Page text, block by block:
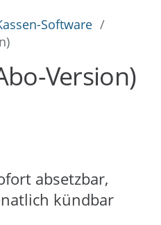
Software /
Version)
absetzbar,
kündbar